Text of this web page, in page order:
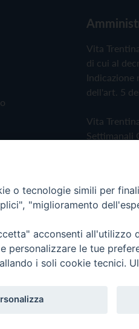
Vita
di cui al
Indicazione
dell'art. 5
Vita
Settimanali
Privacy
- Vita Trentina
o tecnologie simili per
"miglioramento
acconsenti all'utilizzo
personalizzare le tue
i soli cookie tecnici.